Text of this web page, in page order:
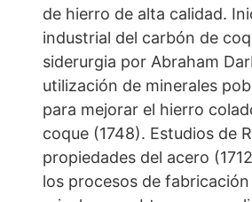
de hierro de alta calidad.
industrial del carbón de
siderurgia por Abraham
utilización de minerales
para mejorar el hierro
coque (1748). Estudios de
propiedades del acero
los procesos de